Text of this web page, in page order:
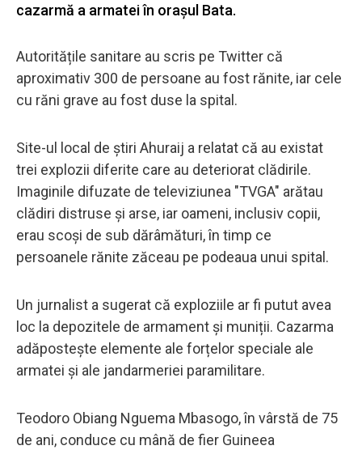
cazarmă a armatei în orașul Bata.
Autoritățile sanitare au scris pe Twitter că
aproximativ 300 de persoane au fost rănite, iar cele
cu răni grave au fost duse la spital.
Site-ul local de știri Ahuraij a relatat că au existat
trei explozii diferite care au deteriorat clădirile.
Imaginile difuzate de televiziunea "TVGA" arătau
clădiri distruse și arse, iar oameni, inclusiv copii,
erau scoși de sub dărâmături, în timp ce
persoanele rănite zăceau pe podeaua unui spital.
Un jurnalist a sugerat că exploziile ar fi putut avea
loc la depozitele de armament și muniții. Cazarma
adăpostește elemente ale forțelor speciale ale
armatei și ale jandarmeriei paramilitare.
Teodoro Obiang Nguema Mbasogo, în vârstă de 75
de ani, conduce cu mână de fier Guineea